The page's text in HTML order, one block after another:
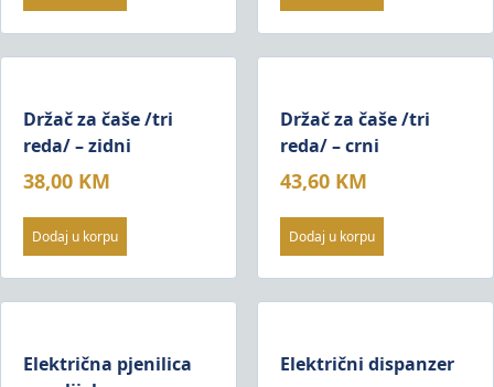
Držač za čaše /tri
reda/ – zidni
38,00 KM
Dodaj u korpu
Držač za čaše /tri
reda/ – crni
43,60 KM
Dodaj u korpu
Električna pjenilica
Električni dispanzer